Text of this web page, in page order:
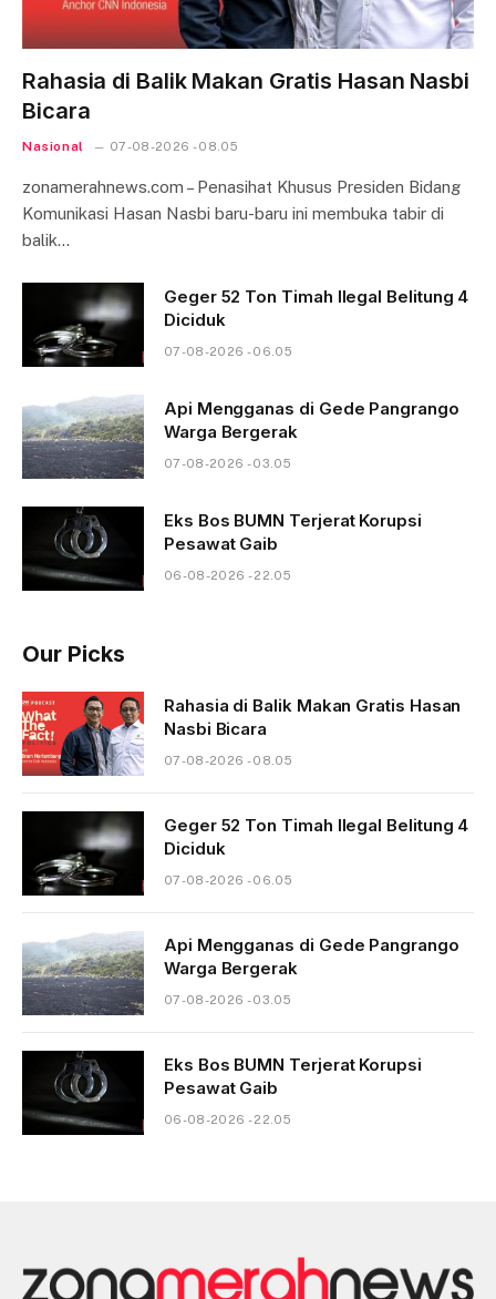
Rahasia di Balik Makan Gratis Hasan Nasbi
Bicara
Nasional 07-08-2026 - 08.05
zonamerahnews.com – Penasihat Khusus Presiden Bidang
Komunikasi Hasan Nasbi baru-baru ini membuka tabir di
balik…
Geger 52 Ton Timah Ilegal Belitung 4
Diciduk
07-08-2026 - 06.05
Api Mengganas di Gede Pangrango
Warga Bergerak
07-08-2026 - 03.05
Eks Bos BUMN Terjerat Korupsi
Pesawat Gaib
06-08-2026 - 22.05
Our Picks
Rahasia di Balik Makan Gratis Hasan
Nasbi Bicara
07-08-2026 - 08.05
Geger 52 Ton Timah Ilegal Belitung 4
Diciduk
07-08-2026 - 06.05
Api Mengganas di Gede Pangrango
Warga Bergerak
07-08-2026 - 03.05
Eks Bos BUMN Terjerat Korupsi
Pesawat Gaib
06-08-2026 - 22.05